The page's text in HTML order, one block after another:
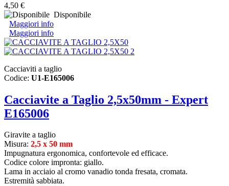
4,50 €
Disponibile
Maggiori info
Maggiori info
Cacciaviti a taglio
Codice: U1-E165006
Cacciavite a Taglio 2,5x50mm - Expert
E165006
Giravite a taglio
Misura: 2,5 x 50 mm
Impugnatura ergonomica, confortevole ed efficace.
Codice colore impronta: giallo.
Lama in acciaio al cromo vanadio tonda fresata, cromata.
Estremità sabbiata.